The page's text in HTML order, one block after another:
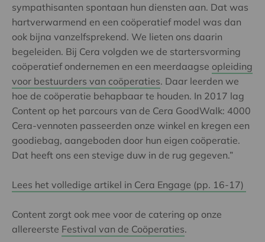
sympathisanten spontaan hun diensten aan. Dat was
hartverwarmend en een coöperatief model was dan
ook bijna vanzelfsprekend. We lieten ons daarin
begeleiden. Bij Cera volgden we de startersvorming
coöperatief ondernemen en een meerdaagse opleiding
voor bestuurders van coöperaties. Daar leerden we
hoe de coöperatie behapbaar te houden. In 2017 lag
Content op het parcours van de Cera GoodWalk: 4000
Cera-vennoten passeerden onze winkel en kregen een
goodiebag, aangeboden door hun eigen coöperatie.
Dat heeft ons een stevige duw in de rug gegeven.”
Lees het volledige artikel in Cera Engage (pp. 16-17)
Content zorgt ook mee voor de catering op onze
allereerste Festival van de Coöperaties.